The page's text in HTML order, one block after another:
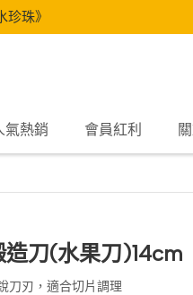
珠》
氣熱銷 會員紅利
刀(水果刀)14cm
刀刃，適合切片調理